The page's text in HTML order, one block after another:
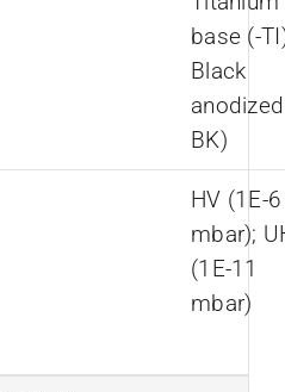
base (-
Black
BK)
HV (1E-6
mbar);
(1E-11
mbar)